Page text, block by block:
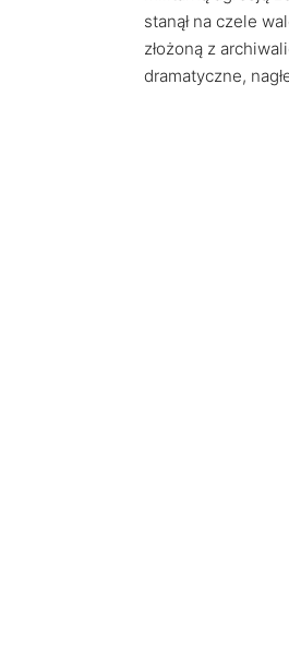
stanął na czele
złożoną z
dramatyczne,